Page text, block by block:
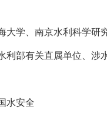
大学、南京水利科学研
利部有关直属单位、涉
水安全